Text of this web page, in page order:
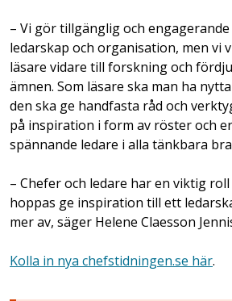
– Vi gör tillgänglig och
ledarskap och organisation, men vi
läsare vidare till forskning och
ämnen. Som läsare ska man ha
den ska ge handfasta råd och
på inspiration i form av röster och
spännande ledare i alla tänkbara
– Chefer och ledare har en viktig roll
hoppas ge inspiration till ett
mer av, säger Helene Claesson
Kolla in nya chefstidningen.se här.